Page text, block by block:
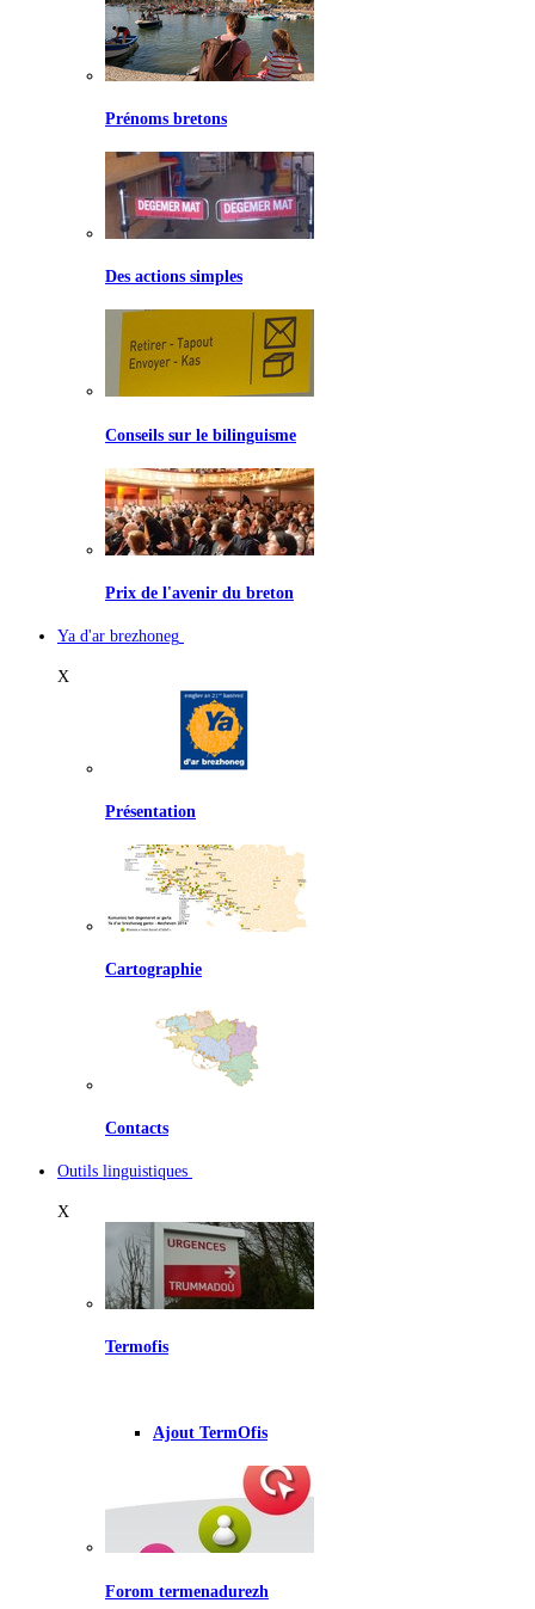
Prénoms bretons
Des actions simples
Conseils sur le bilinguisme
Prix de l'avenir du breton
Ya d'ar brezhoneg
X
Présentation
Cartographie
Contacts
Outils linguistiques
X
Termofis
Ajout TermOfis
Forom termenadurezh